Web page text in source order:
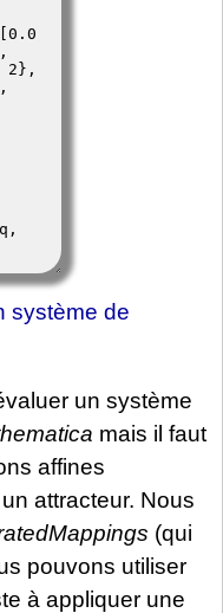
système de
un système
mais il faut
affines
attracteur. Nous
(qui
pouvons utiliser
à appliquer une